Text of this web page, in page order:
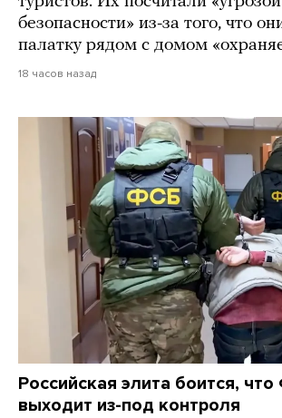
безопасности» из-за того, что
палатку рядом с домом
18 часов назад
Российская элита боится,
выходит из-под контроля